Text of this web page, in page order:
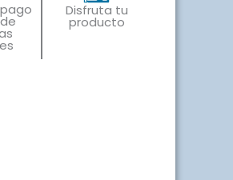
Disfruta tu
producto